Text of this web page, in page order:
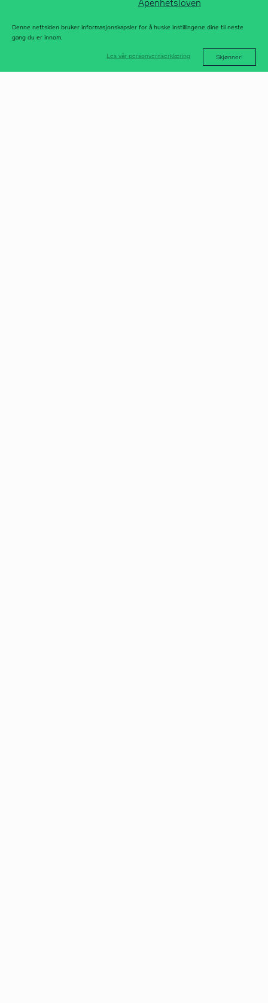
Denne nettsiden bruker informasjonskapsler for å huske instillingene dine til neste
gang du er innom.
Les vår personvernserklæring Skjønner!
Åpenhetsloven